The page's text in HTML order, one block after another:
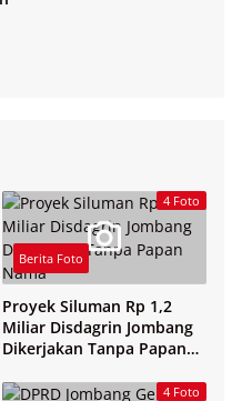
4 Foto
Berita Foto
Proyek Siluman Rp 1,2
Miliar Disdagrin Jombang
Dikerjakan Tanpa Papan
4 Foto